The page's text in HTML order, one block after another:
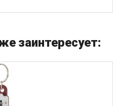
заинтересует: